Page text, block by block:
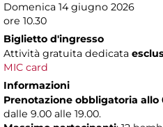
Domenica 14 giugno 2026
ore 10.30
Biglietto d'ingresso
Attività gratuita dedicata
MIC card
Informazioni
Prenotazione obbligatoria allo
dalle 9.00 alle 19.00.